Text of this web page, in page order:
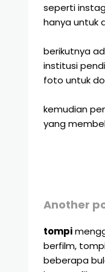
seperti
hanya untuk
berikutnya
institusi
foto untuk
kemudian
yang
Another
tompi
berfilm,
beberapa